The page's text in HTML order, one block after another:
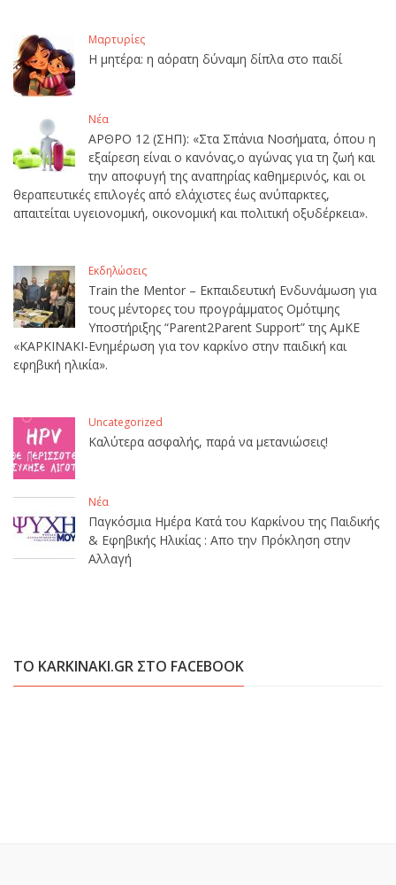
Μαρτυρίες
Η μητέρα: η αόρατη δύναμη δίπλα στο παιδί
Νέα
ΑΡΘΡΟ 12 (ΣΗΠ): «Στα Σπάνια Νοσήματα, όπου η
εξαίρεση είναι ο κανόνας,ο αγώνας για τη ζωή και
την αποφυγή της αναπηρίας καθημερινός, και οι
θεραπευτικές επιλογές από ελάχιστες έως ανύπαρκτες,
απαιτείται υγειονομική, οικονομική και πολιτική οξυδέρκεια».
Εκδηλώσεις
Train the Mentor – Εκπαιδευτική Ενδυνάμωση για
τους μέντορες του προγράμματος Ομότιμης
Υποστήριξης “Parent2Parent Support” της ΑμΚΕ
«ΚΑΡΚΙΝΑΚΙ-Ενημέρωση για τον καρκίνο στην παιδική και
εφηβική ηλικία».
Uncategorized
Καλύτερα ασφαλής, παρά να μετανιώσεις!
Νέα
Παγκόσμια Ημέρα Κατά του Καρκίνου της Παιδικής
& Εφηβικής Ηλικίας : Απο την Πρόκληση στην
Αλλαγή
ΤΟ KARKINAKI.GR ΣΤΟ FACEBOOK